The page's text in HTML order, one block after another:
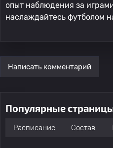
опыт наблюдения за
наслаждайтесь футболом
Написать комментарий
Популярные
Расписание Состав